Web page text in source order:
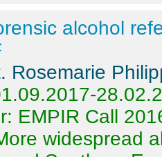
alcohol
Rosemarie
EMPIR Call
widespread